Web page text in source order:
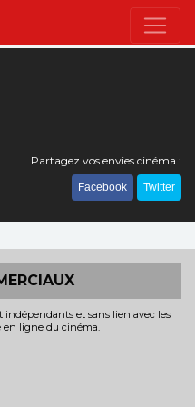
Partagez vos envies cinéma :
Facebook Twitter
et sans lien avec les
en ligne du cinéma.